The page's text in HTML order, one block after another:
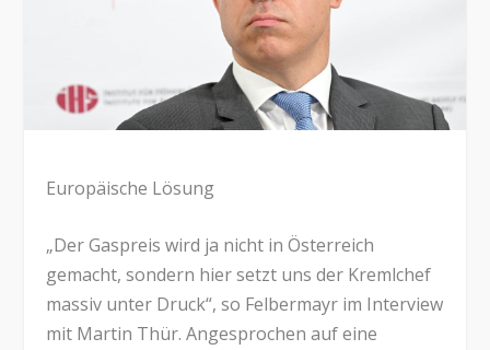
Europäische Lösung
„Der Gaspreis wird ja nicht in Österreich
gemacht, sondern hier setzt uns der Kremlchef
massiv unter Druck“, so Felbermayr im Interview
mit Martin Thür. Angesprochen auf eine